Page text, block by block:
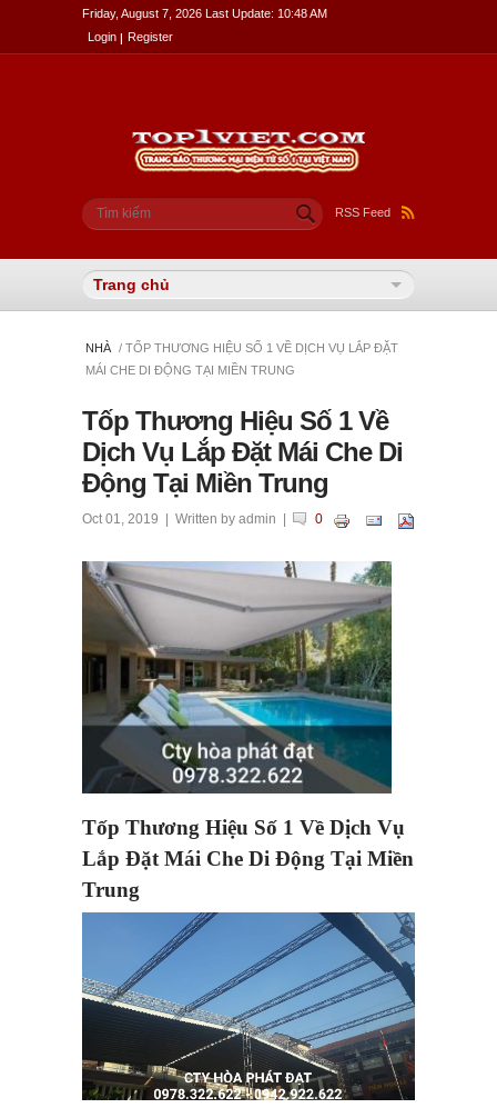
Friday, August 7, 2026 Last Update: 10:48 AM
Login
Register
RSS Feed
Biểu mẫu tìm kiếm
Tìm kiếm
NHÀ / TỐP THƯƠNG HIỆU SỐ 1 VỀ DỊCH VỤ LẮP ĐẶT
MÁI CHE DI ĐỘNG TẠI MIỀN TRUNG
Tốp Thương Hiệu Số 1 Về
Dịch Vụ Lắp Đặt Mái Che Di
Động Tại Miền Trung
Oct 01, 2019 | Written by admin | 0
Tốp Thương Hiệu Số 1 Về Dịch Vụ
Lắp Đặt Mái Che Di Động Tại Miền
Trung